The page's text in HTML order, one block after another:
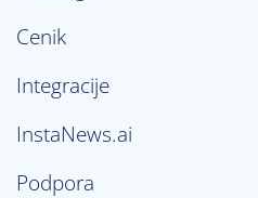
Cenik
Integracije
InstaNews.ai
Podpora